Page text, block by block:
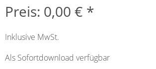
Preis: 0,00 € *
Inklusive MwSt.
Als Sofortdownload verfügbar